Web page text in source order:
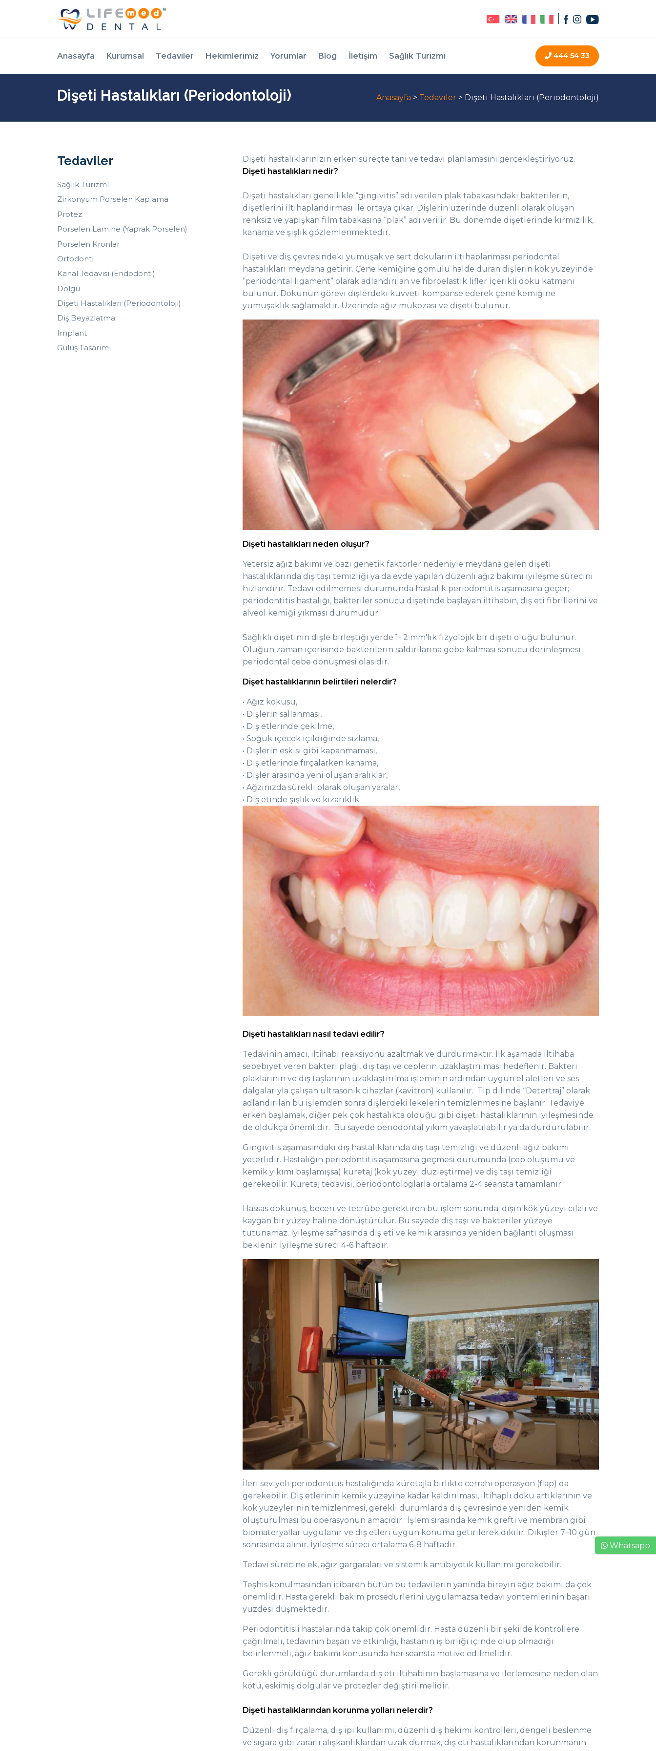
Anasayfa Kurumsal Tedaviler Hekimlerimiz Yorumlar Blog İletişim Sağlık Turizmi 444 54 33
Dişeti Hastalıkları (Periodontoloji) Anasayfa > Tedaviler > Dişeti Hastalıkları (Periodontoloji)
Tedaviler
Sağlık Turizmi
Zirkonyum Porselen Kaplama
Protez
Porselen Lamine (Yaprak Porselen)
Porselen Kronlar
Ortodonti
Kanal Tedavisi (Endodonti)
Dolgu
Dişeti Hastalıkları (Periodontoloji)
Diş Beyazlatma
Implant
Gülüş Tasarımı
Dişeti hastalıklarınızın erken süreçte tanı ve tedavi planlamasını gerçekleştiriyoruz.
Dişeti hastalıkları nedir?
Dişeti hastalıkları genellikle “gingivitis” adı verilen plak tabakasındaki bakterilerin,
dişetlerini iltihaplandırması ile ortaya çıkar. Dişlerin üzerinde düzenli olarak oluşan
renksiz ve yapışkan film tabakasına “plak” adı verilir. Bu dönemde dişetlerinde kırmızılık,
kanama ve şişlik gözlemlenmektedir.
Dişeti ve diş çevresindeki yumuşak ve sert dokuların iltihaplanması periodontal
hastalıkları meydana getirir. Çene kemiğine gömülü halde duran dişlerin kök yüzeyinde
“periodontal ligament” olarak adlandırılan ve fibroelastik lifler içerikli doku katmanı
bulunur. Dokunun görevi dişlerdeki kuvveti kompanse ederek çene kemiğine
yumuşaklık sağlamaktır. Üzerinde ağız mukozası ve dişeti bulunur.
Dişeti hastalıkları neden oluşur?
Yetersiz ağız bakımı ve bazı genetik faktörler nedeniyle meydana gelen dişeti
hastalıklarında diş taşı temizliği ya da evde yapılan düzenli ağız bakımı iyileşme sürecini
hızlandırır. Tedavi edilmemesi durumunda hastalık periodontitis aşamasına geçer;
periodontitis hastalığı, bakteriler sonucu dişetinde başlayan iltihabın, diş eti fibrillerini ve
alveol kemiği yıkması durumudur.
Sağlıklı dişetinin dişle birleştiği yerde 1- 2 mm'lik fizyolojik bir dişeti oluğu bulunur.
Oluğun zaman içerisinde bakterilerin saldırılarına gebe kalması sonucu derinleşmesi
periodontal cebe dönüşmesi olasıdır.
Dişet hastalıklarının belirtileri nelerdir?
• Ağız kokusu,
• Dişlerin sallanması,
• Diş etlerinde çekilme,
• Soğuk içecek içildiğinde sızlama,
• Dişlerin eskisi gibi kapanmaması,
• Diş etlerinde fırçalarken kanama,
• Dişler arasında yeni oluşan aralıklar,
• Ağzınızda sürekli olarak oluşan yaralar,
• Diş etinde şişlik ve kızarıklık
Dişeti hastalıkları nasıl tedavi edilir?
Tedavinin amacı, iltihabi reaksiyonu azaltmak ve durdurmaktır. İlk aşamada iltihaba
sebebiyet veren bakteri plağı, diş taşı ve ceplerin uzaklaştırılması hedeflenir. Bakteri
plaklarının ve diş taşlarının uzaklaştırılma işleminin ardından uygun el aletleri ve ses
dalgalarıyla çalışan ultrasonik cihazlar (kavitron) kullanılır. Tıp dilinde “Detertraj” olarak
adlandırılan bu işlemden sonra dişlerdeki lekelerin temizlenmesine başlanır. Tedaviye
erken başlamak, diğer pek çok hastalıkta olduğu gibi dişeti hastalıklarının iyileşmesinde
de oldukça önemlidir. Bu sayede periodontal yıkım yavaşlatılabilir ya da durdurulabilir.
Gingivitis aşamasındaki diş hastalıklarında diş taşı temizliği ve düzenli ağız bakımı
yeterlidir. Hastalığın periodontitis aşamasına geçmesi durumunda (cep oluşumu ve
kemik yıkımı başlamışsa) küretaj (kök yüzeyi düzleştirme) ve diş taşı temizliği
gerekebilir. Küretaj tedavisi, periodontologlarla ortalama 2-4 seansta tamamlanır.
Hassas dokunuş, beceri ve tecrübe gerektiren bu işlem sonunda; dişin kök yüzeyi cilalı ve
kaygan bir yüzey haline dönüştürülür. Bu sayede diş taşı ve bakteriler yüzeye
tutunamaz. İyileşme safhasında diş eti ve kemik arasında yeniden bağlantı oluşması
beklenir. İyileşme süreci 4-6 haftadır.
İleri seviyeli periodontitis hastalığında küretajla birlikte cerrahi operasyon (flap) da
gerekebilir. Diş etlerinin kemik yüzeyine kadar kaldırılması, iltihaplı doku artıklarının ve
kök yüzeylerinin temizlenmesi, gerekli durumlarda diş çevresinde yeniden kemik
oluşturulması bu operasyonun amacıdır. İşlem sırasında kemik grefti ve membran gibi
biomateryallar uygulanır ve diş etleri uygun konuma getirilerek dikilir. Dikişler 7–10 gün
sonrasında alınır. İyileşme süreci ortalama 6-8 haftadır.
Tedavi sürecine ek, ağız gargaraları ve sistemik antibiyotik kullanımı gerekebilir.
Teşhis konulmasından itibaren bütün bu tedavilerin yanında bireyin ağız bakımı da çok
önemlidir. Hasta gerekli bakım prosedürlerini uygulamazsa tedavi yöntemlerinin başarı
yüzdesi düşmektedir.
Periodontitisli hastalarında takip çok önemlidir. Hasta düzenli bir şekilde kontrollere
çağrılmalı, tedavinin başarı ve etkinliği, hastanın iş birliği içinde olup olmadığı
belirlenmeli, ağız bakımı konusunda her seansta motive edilmelidir.
Gerekli görüldüğü durumlarda diş eti iltihabının başlamasına ve ilerlemesine neden olan
kötü, eskimiş dolgular ve protezler değiştirilmelidir.
Dişeti hastalıklarından korunma yolları nelerdir?
Düzenli diş fırçalama, diş ipi kullanımı, düzenli diş hekimi kontrolleri, dengeli beslenme
ve sigara gibi zararlı alışkanlıklardan uzak durmak, diş eti hastalıklarından korunmanın
Whatsapp